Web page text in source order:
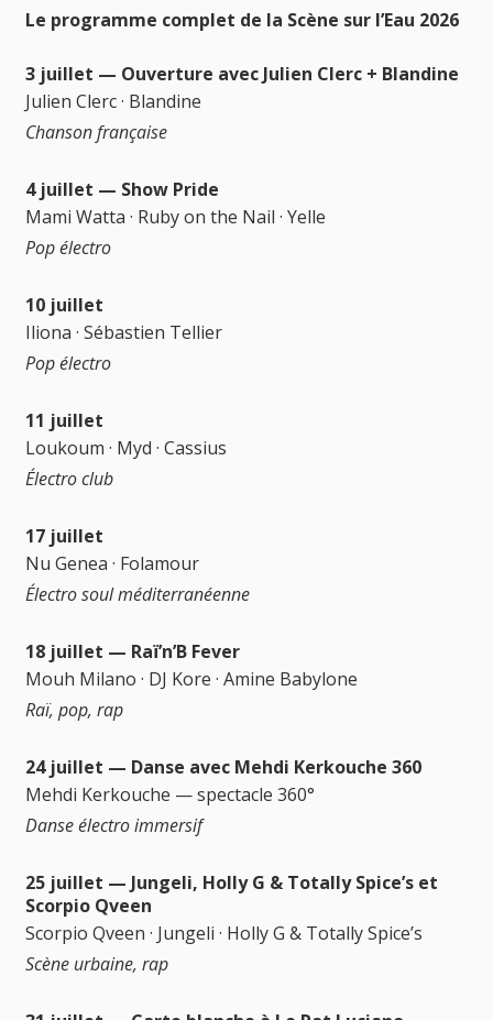
Le programme complet de la Scène sur l’Eau 2026
3 juillet — Ouverture avec Julien Clerc + Blandine
Julien Clerc · Blandine
Chanson française
4 juillet — Show Pride
Mami Watta · Ruby on the Nail · Yelle
Pop électro
10 juillet
Iliona · Sébastien Tellier
Pop électro
11 juillet
Loukoum · Myd · Cassius
Électro club
17 juillet
Nu Genea · Folamour
Électro soul méditerranéenne
18 juillet — Raï’n’B Fever
Mouh Milano · DJ Kore · Amine Babylone
Raï, pop, rap
24 juillet — Danse avec Mehdi Kerkouche 360
Mehdi Kerkouche — spectacle 360°
Danse électro immersif
25 juillet — Jungeli, Holly G & Totally Spice’s et
Scorpio Qveen
Scorpio Qveen · Jungeli · Holly G & Totally Spice’s
Scène urbaine, rap